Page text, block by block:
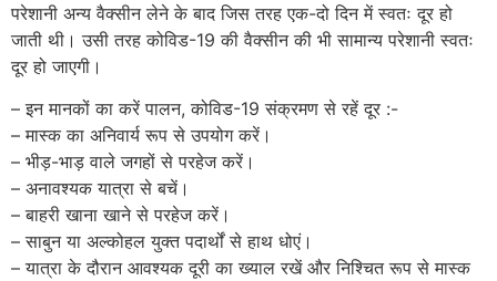
परेशानी अन्य वैक्सीन लेने के बाद जिस तरह एक-दो दिन में स्वतः दूर हो
जाती थी। उसी तरह कोविड-19 की वैक्सीन की भी सामान्य परेशानी स्वतः
दूर हो जाएगी।
– इन मानकों का करें पालन, कोविड-19 संक्रमण से रहें दूर :-
– मास्क का अनिवार्य रूप से उपयोग करें।
– भीड़-भाड़ वाले जगहों से परहेज करें।
– अनावश्यक यात्रा से बचें।
– बाहरी खाना खाने से परहेज करें।
– साबुन या अल्कोहल युक्त पदार्थों से हाथ धोएं।
– यात्रा के दौरान आवश्यक दूरी का ख्याल रखें और निश्चित रूप से मास्क